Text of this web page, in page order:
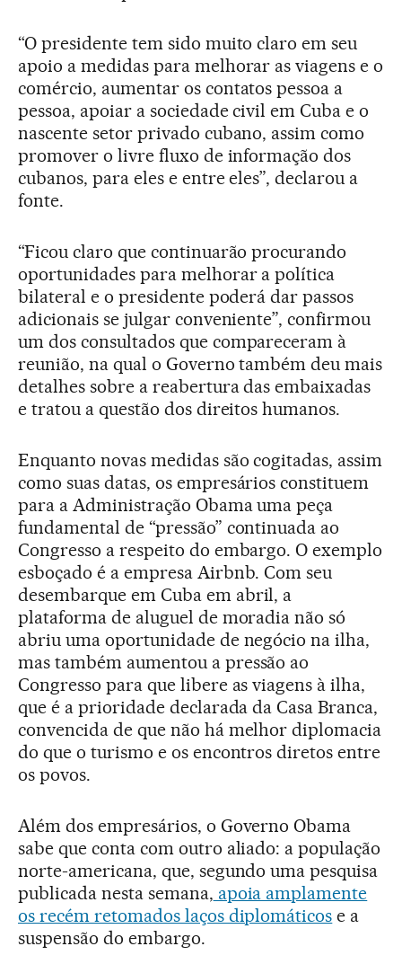
“O presidente tem sido muito claro em seu
apoio a medidas para melhorar as viagens e o
comércio, aumentar os contatos pessoa a
pessoa, apoiar a sociedade civil em Cuba e o
nascente setor privado cubano, assim como
promover o livre fluxo de informação dos
cubanos, para eles e entre eles”, declarou a
fonte.
“Ficou claro que continuarão procurando
oportunidades para melhorar a política
bilateral e o presidente poderá dar passos
adicionais se julgar conveniente”, confirmou
um dos consultados que compareceram à
reunião, na qual o Governo também deu mais
detalhes sobre a reabertura das embaixadas
e tratou a questão dos direitos humanos.
Enquanto novas medidas são cogitadas, assim
como suas datas, os empresários constituem
para a Administração Obama uma peça
fundamental de “pressão” continuada ao
Congresso a respeito do embargo. O exemplo
esboçado é a empresa Airbnb. Com seu
desembarque em Cuba em abril, a
plataforma de aluguel de moradia não só
abriu uma oportunidade de negócio na ilha,
mas também aumentou a pressão ao
Congresso para que libere as viagens à ilha,
que é a prioridade declarada da Casa Branca,
convencida de que não há melhor diplomacia
do que o turismo e os encontros diretos entre
os povos.
Além dos empresários, o Governo Obama
sabe que conta com outro aliado: a população
norte-americana, que, segundo uma pesquisa
publicada nesta semana, apoia amplamente
os recém retomados laços diplomáticos e a
suspensão do embargo.